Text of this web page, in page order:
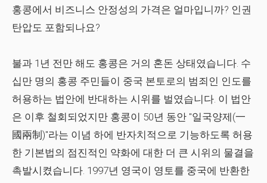
홍콩에서 비즈니스 안정성의 가격은 얼마입니까? 인권
탄압도 포함되나요?
불과 1년 전만 해도 홍콩은 거의 혼돈 상태였습니다. 수
십만 명의 홍콩 주민들이 중국 본토로의 범죄인 인도를
허용하는 법안에 반대하는 시위를 벌였습니다. 이 법안
은 이후 철회되었지만 홍콩이 50년 동안 "일국양제(一
國兩制)"라는 이념 하에 반자치적으로 기능하도록 허용
한 기본법의 점진적인 약화에 대한 더 큰 시위의 물결을
촉발시켰습니다. 1997년 영국이 영토를 중국에 반환한